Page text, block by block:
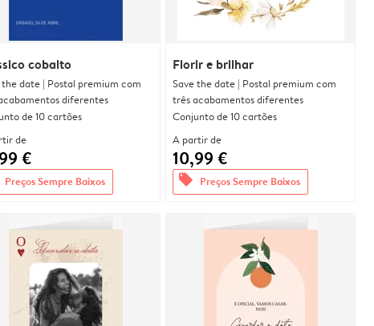
cobalto
the date | Postal premium com
diferentes
de 10 cartões
de
€
Preços Sempre Baixos
Florir e brilhar
Save the date | Postal premium com
três acabamentos diferentes
Conjunto de 10 cartões
A partir de
10,99 €
offers Preços Sempre Baixos